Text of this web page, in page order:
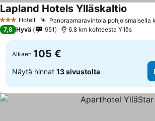
3 Tähtiluokitus
Hotelli Panoraamaravintola pohjoismaisella
Lapland Hotels Ylläskaltio
7,8 Hyvä 951 6.8 km kohteesta Ylläs
Alkaen 105 €
Näytä hinnat 13 sivustolta